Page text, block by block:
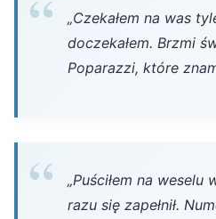
„Czekałem na was
doczekałem. Brzmi
Poparazzi, które
„Puściłem na
razu się zapełnił.